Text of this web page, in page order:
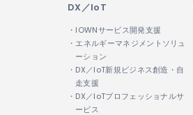
DX／IoT
・IOWNサービス開発支援
・エネルギーマネジメントソリュ
ーション
・DX／IoT新規ビジネス創造・自
走支援
・DX／IoTプロフェッショナルサ
ービス